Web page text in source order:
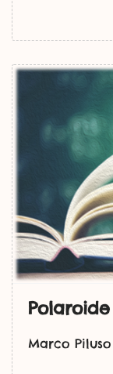
Polaroide
Marco Piluso